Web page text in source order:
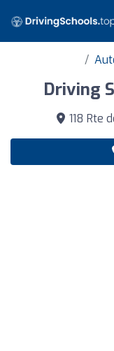
Driving
118 Rte